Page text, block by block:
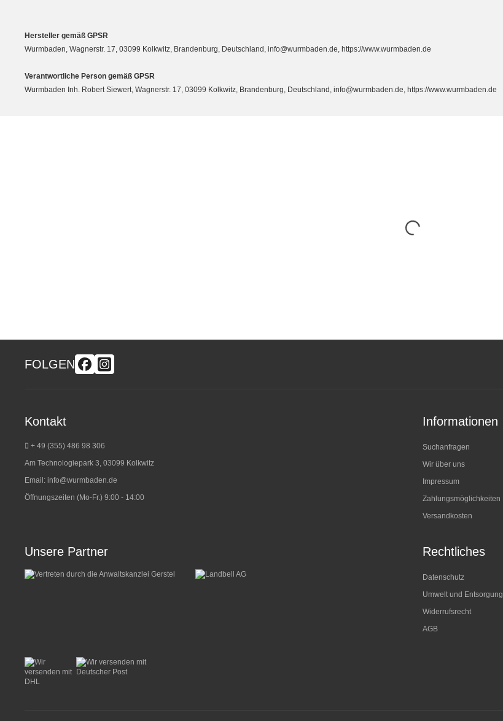
Hersteller gemäß GPSR
Wurmbaden, Wagnerstr. 17, 03099 Kolkwitz, Brandenburg, Deutschland, info@wurmbaden.de, https://www.wurmbaden.de
Verantwortliche Person gemäß GPSR
Wurmbaden Inh. Robert Siewert, Wagnerstr. 17, 03099 Kolkwitz, Brandenburg, Deutschland, info@wurmbaden.de, https://www.wurmbaden.de
FOLGEN
Kontakt
+ 49 (355) 486 98 306
Am Technologiepark 3, 03099 Kolkwitz
Email: info@wurmbaden.de
Öffnungszeiten (Mo-Fr.) 9:00 - 14:00
Informationen
Suchanfragen
Wir über uns
Impressum
Zahlungsmöglichkeiten
Versandkosten
Unsere Partner Rechtliches
Datenschutz
Umwelt und Entsorgung
Widerrufsrecht
AGB